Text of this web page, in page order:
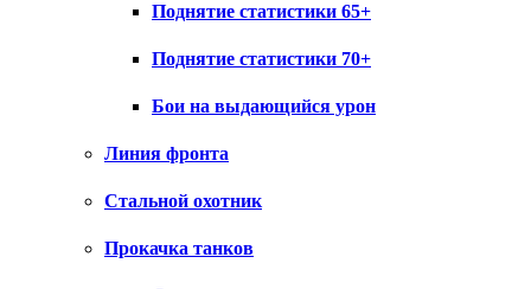
Поднятие статистики 65+
Поднятие статистики 70+
Бои на выдающийся урон
Линия фронта
Стальной охотник
Прокачка танков